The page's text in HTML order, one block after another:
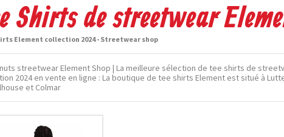
Shirts de streetwear
Element collection 2024 - Streetwear shop
streetwear Element Shop | La meilleure sélection de tee shirts de
2024 en vente en ligne : La boutique de tee shirts Element est situé à
et Colmar